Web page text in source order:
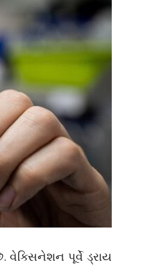
વેક્સિનેશન પૂર્વે ડ્રાય